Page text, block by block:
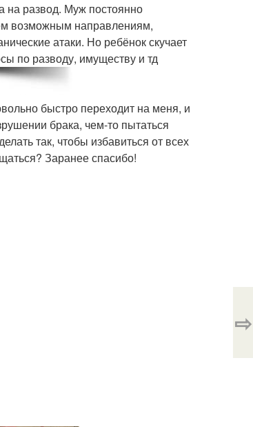
на развод. Муж постоянно
возможным направлениям,
атаки. Но ребёнок скучает
по разводу, имуществу и тд
быстро переходит на меня, и
брака, чем-то пытаться
так, чтобы избавиться от всех
Заранее спасибо!
⇨